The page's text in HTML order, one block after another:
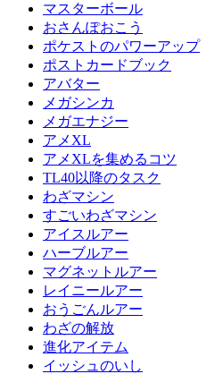
マスターボール
おさんぽおこう
ポケストのパワーアップ
ポストカードブック
アバター
メガシンカ
メガエナジー
アメXL
アメXLを集めるコツ
TL40以降のタスク
わざマシン
すごいわざマシン
アイスルアー
ハーブルアー
マグネットルアー
レイニールアー
おうごんルアー
わざの解放
進化アイテム
イッシュのいし